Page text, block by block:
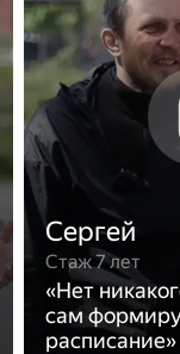
Сергей
Стаж 7 лет
«Нет
сам
расписание»